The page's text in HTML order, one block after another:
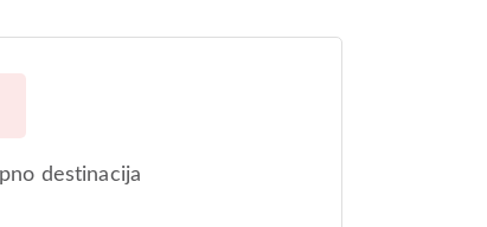
destinacija